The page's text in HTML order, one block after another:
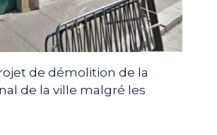
de démolition de la
de la ville malgré les